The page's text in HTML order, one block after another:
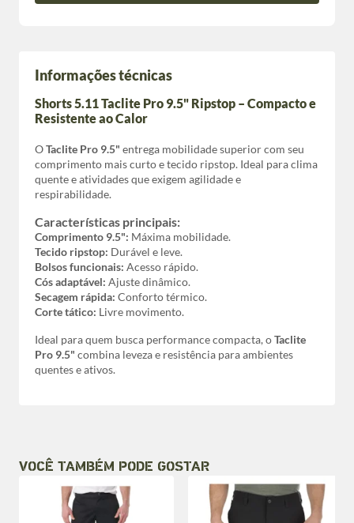
Informações técnicas
Shorts 5.11 Taclite Pro 9.5" Ripstop – Compacto e
Resistente ao Calor
OTaclite Pro 9.5" entrega mobilidade superior com seu
comprimento mais curto e tecido ripstop. Ideal para clima
quente e atividades que exigem agilidade e
respirabilidade.
Características principais:
Comprimento 9.5": Máxima mobilidade.
Tecido ripstop: Durável e leve.
Bolsos funcionais: Acesso rápido.
Cós adaptável: Ajuste dinâmico.
Secagem rápida: Conforto térmico.
Corte tático: Livre movimento.
Ideal para quem busca performance compacta, oTaclite
Pro 9.5" combina leveza e resistência para ambientes
quentes e ativos.
VOCÊ TAMBÉM PODE GOSTAR